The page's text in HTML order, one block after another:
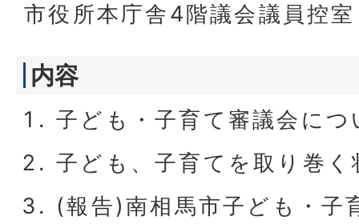
市役所本庁舎4階議会議員控室
内容
子ども・子育て審議会につ
子ども、子育てを取り巻
(報告)南相馬市子ども・子